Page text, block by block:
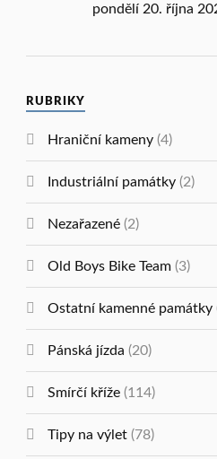
pondělí 20. října
RUBRIKY
Hraniční kameny (4)
Industriální památky (2)
Nezařazené (2)
Old Boys Bike Team (3)
Ostatní kamenné památky
Pánská jízda (20)
Smírčí kříže (114)
Tipy na výlet (78)